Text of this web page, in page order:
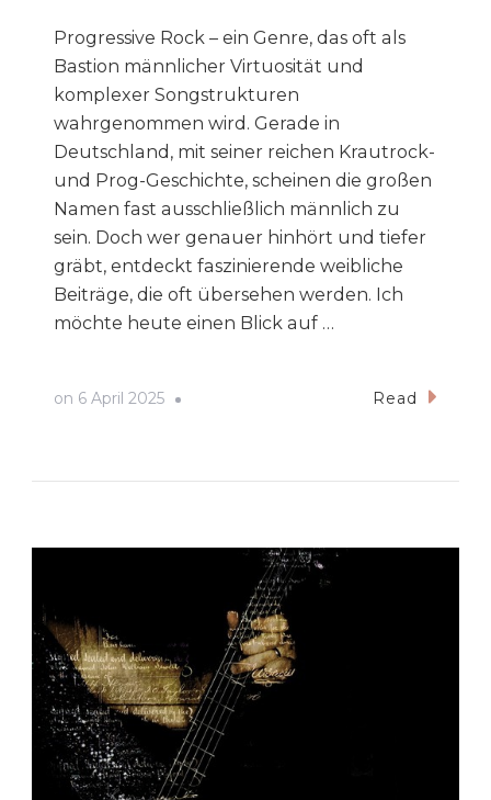
Progressive Rock – ein Genre, das oft als
Bastion männlicher Virtuosität und
komplexer Songstrukturen
wahrgenommen wird. Gerade in
Deutschland, mit seiner reichen Krautrock-
und Prog-Geschichte, scheinen die großen
Namen fast ausschließlich männlich zu
sein. Doch wer genauer hinhört und tiefer
gräbt, entdeckt faszinierende weibliche
Beiträge, die oft übersehen werden. Ich
möchte heute einen Blick auf …
on 6 April 2025 Read